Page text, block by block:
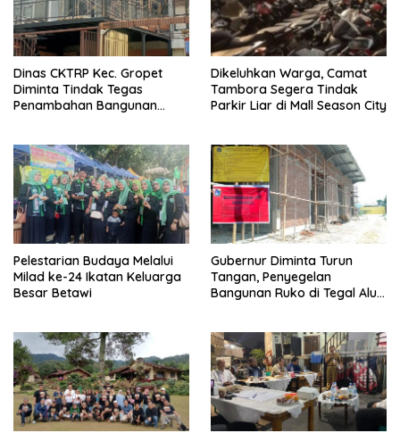
Dinas CKTRP Kec. Gropet
Diminta Tindak Tegas
Penambahan Bangunan
Dikeluhkan Warga, Camat
Tambora Segera Tindak
Parkir Liar di Mall Season City
Pelestarian Budaya Melalui
Milad ke-24 Ikatan Keluarga
Besar Betawi
Gubernur Diminta Turun
Tangan, Penyegelan
Bangunan Ruko di Tegal Alur